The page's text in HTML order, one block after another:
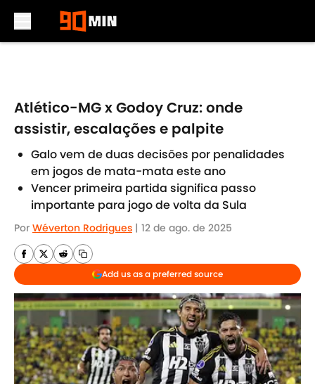
Atlético-MG x Godoy Cruz: onde
assistir, escalações e palpite
Galo vem de duas decisões por penalidades
em jogos de mata-mata este ano
Vencer primeira partida significa passo
importante para jogo de volta da Sula
Por Wéverton Rodrigues | 12 de ago. de 2025
Add us as a preferred source